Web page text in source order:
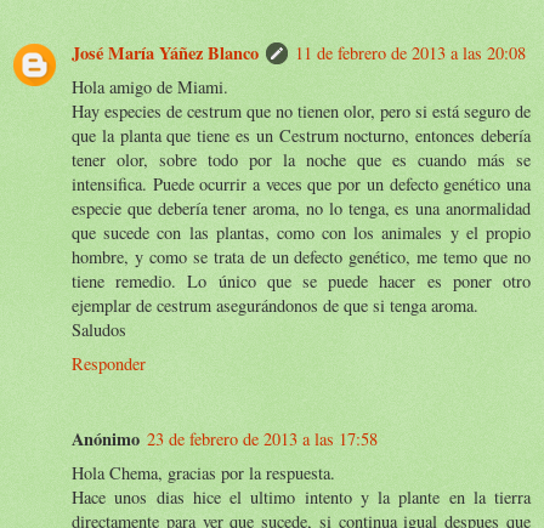
José María Yáñez Blanco
11 de febrero de 2013 a las 20:08
Hola amigo de Miami.
Hay especies de cestrum que no tienen olor, pero si está seguro de
que la planta que tiene es un Cestrum nocturno, entonces debería
tener olor, sobre todo por la noche que es cuando más se
intensifica. Puede ocurrir a veces que por un defecto genético una
especie que debería tener aroma, no lo tenga, es una anormalidad
que sucede con las plantas, como con los animales y el propio
hombre, y como se trata de un defecto genético, me temo que no
tiene remedio. Lo único que se puede hacer es poner otro
ejemplar de cestrum asegurándonos de que si tenga aroma.
Saludos
Responder
Anónimo 23 de febrero de 2013 a las 17:58
Hola Chema, gracias por la respuesta.
Hace unos dias hice el ultimo intento y la plante en la tierra
directamente para ver que sucede, si continua igual despues que